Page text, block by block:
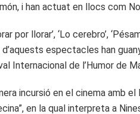
i han actuat en llocs com
por llorar’, ‘Lo cerebro’,
espectacles han
Internacional de l’Humor de
incursió en el cinema amb
en la qual interpreta a